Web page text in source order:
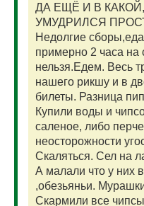
ДА ЕЩЁ И В
УМУДРИЛСЯ
Недолгие
примерно 2 часа на
нельзя.Едем. Весь
нашего рикшу и в
билеты. Разница
Купили воды и
саленое, либо
неосторожности
Скаляться. Сел на
А малали что у них
,обезьяньи.
Скармили все